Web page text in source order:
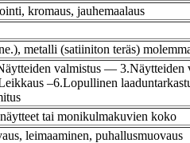
kromaus, jauhemaalaus
metalli (satiiniton teräs)
valmistus — 3.Näytteiden
–6.Lopullinen
tai monikulmakuvien koko
leimaaminen, puhallusmuovaus